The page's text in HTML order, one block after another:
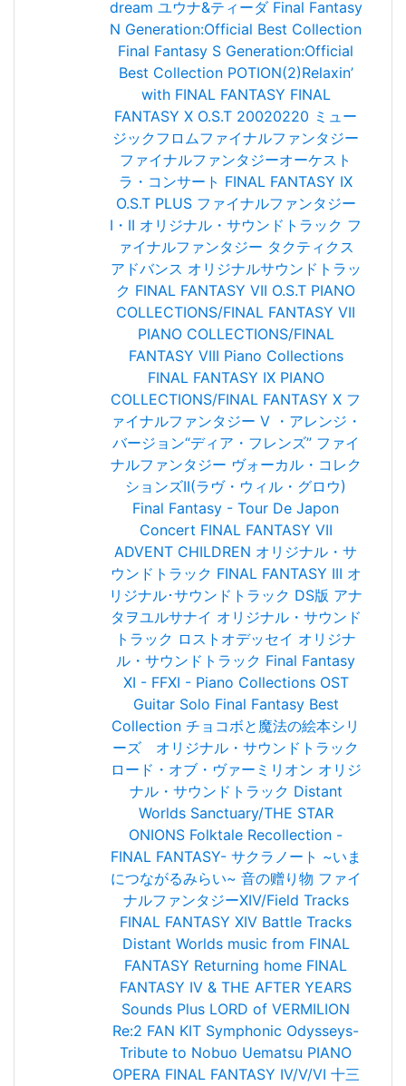
dream ユウナ&ティーダ Final Fantasy
N Generation:Official Best Collection
Final Fantasy S Generation:Official
Best Collection POTION(2)Relaxin’
with FINAL FANTASY FINAL
FANTASY X O.S.T 20020220 ミュー
ジックフロムファイナルファンタジー
ファイナルファンタジーオーケスト
ラ・コンサート FINAL FANTASY IX
O.S.T PLUS ファイナルファンタジー
I・II オリジナル・サウンドトラック フ
ァイナルファンタジー タクティクス
アドバンス オリジナルサウンドトラッ
ク FINAL FANTASY VII O.S.T PIANO
COLLECTIONS/FINAL FANTASY VII
PIANO COLLECTIONS/FINAL
FANTASY VIII Piano Collections
FINAL FANTASY IX PIANO
COLLECTIONS/FINAL FANTASY X フ
ァイナルファンタジー V ・アレンジ・
バージョン“ディア・フレンズ” ファイ
ナルファンタジー ヴォーカル・コレク
ションズII(ラヴ・ウィル・グロウ)
Final Fantasy - Tour De Japon
Concert FINAL FANTASY VII
ADVENT CHILDREN オリジナル・サ
ウンドトラック FINAL FANTASY III オ
リジナル･サウンドトラック DS版 アナ
タヲユルサナイ オリジナル・サウンド
トラック ロストオデッセイ オリジナ
ル・サウンドトラック Final Fantasy
XI - FFXI - Piano Collections OST
Guitar Solo Final Fantasy Best
Collection チョコボと魔法の絵本シリ
ーズ オリジナル・サウンドトラック
ロード・オブ・ヴァーミリオン オリジ
ナル・サウンドトラック Distant
Worlds Sanctuary/THE STAR
ONIONS Folktale Recollection -
FINAL FANTASY- サクラノート ~いま
につながるみらい~ 音の赠り物 ファイ
ナルファンタジーXIV/Field Tracks
FINAL FANTASY XIV Battle Tracks
Distant Worlds music from FINAL
FANTASY Returning home FINAL
FANTASY IV & THE AFTER YEARS
Sounds Plus LORD of VERMILION
Re:2 FAN KIT Symphonic Odysseys-
Tribute to Nobuo Uematsu PIANO
OPERA FINAL FANTASY IV/V/VI 十三